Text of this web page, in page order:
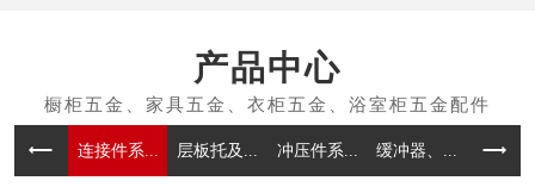
产品中心
连接件系... 层板托及... 冲压件系... 缓冲器、... 拉手